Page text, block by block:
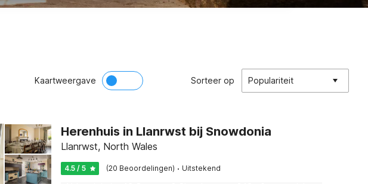
Kaartweergave Sorteer op Populariteit
Herenhuis in Llanrwst bij Snowdonia
Llanrwst, North Wales
4.5 / 5 (20 Beoordelingen) · Uitstekend